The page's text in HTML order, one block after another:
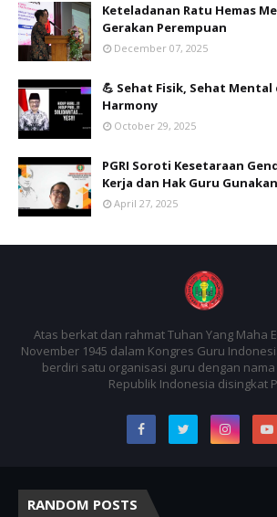
Keteladanan Ratu Hemas
Gerakan Perempuan
December 07, 2025
💪 Sehat Fisik, Sehat
Harmony
October 29, 2025
PGRI Soroti Kesetaraan
Kerja dan Hak Guru
April 27, 2025
Atas berkat dan rahmat Tuhan Yang Maha
November 1945 dalam Kongres Guru
berdiri satu organisasi guru dengan
Republik Indonesia disingkat
RANDOM POSTS